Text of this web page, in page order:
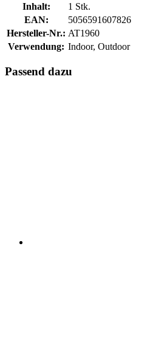
Inhalt:
1 Stk.
EAN:
5056591607826
Hersteller-Nr.: AT1960
Verwendung: Indoor, Outdoor
Passend dazu